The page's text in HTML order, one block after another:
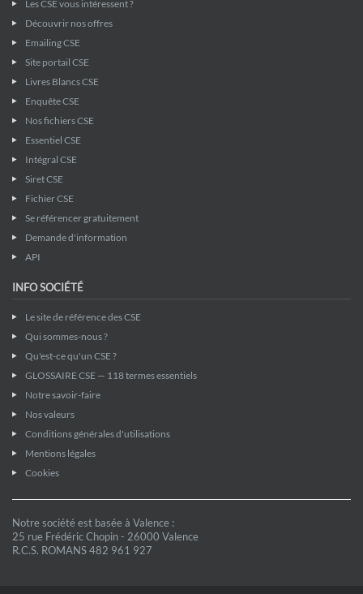
Les CSE vous intéressent ?
Découvrir nos offres
Emailing CSE
Site portail CSE
Livres Blancs CSE
Enquête CSE
Nos fichiers CSE
Essentiel CSE
Intégral CSE
Siret CSE
Fichier CSE
Se référencer gratuitement
Demande d'information
API
INFO SOCIÉTÉ
Le site de référence des CSE
Qui sommes-nous ?
Qu'est-ce qu'un CSE ?
GLOSSAIRE CSE — 118 termes essentiels
Notre savoir-faire
Nos valeurs
Conditions générales d'utilisations
Mentions légales
Cookies
Notre société est basée à Valence :
25 rue Frédéric Chopin - 26000 Valence
R.C.S. ROMANS 482 961 927